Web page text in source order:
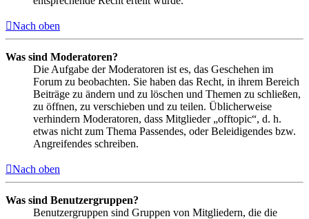
Nach oben
Was sind Moderatoren?
Die Aufgabe der Moderatoren ist es, das Geschehen im
Forum zu beobachten. Sie haben das Recht, in ihrem Bereich
Beiträge zu ändern und zu löschen und Themen zu schließen,
zu öffnen, zu verschieben und zu teilen. Üblicherweise
verhindern Moderatoren, dass Mitglieder „offtopic“, d. h.
etwas nicht zum Thema Passendes, oder Beleidigendes bzw.
Angreifendes schreiben.
Nach oben
Was sind Benutzergruppen?
Benutzergruppen sind Gruppen von Mitgliedern, die die